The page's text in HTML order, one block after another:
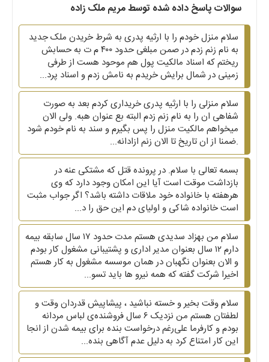
سوالات پاسخ داده شده توسط مریم ملک زاده
سلام منزل خودم را با ارثیه پدری به شرط خریدن ملک جدید
به نام زنم زدم در صمن مبلغی حدود ۴۰۰ م ت به حسابش
ریختم که اسناد مالکیت پول هم موحود هست از طرفی
زمینی در شمال برایش خریدم به نامش زدم و اسناد پرد...
سلام منزلی را با ارثیه پدری خریداری کردم بعد به صورت
شفاهی ان را به نام زنم زدم البته بع عنوان هبه. ولی الان
میخواهم مالکیت منزل را پس بگیرم و سند به نام خودم شود
.ضمنا از ان تاریخ تا الان زنم ازادانه...
بسمه تعالی با سلام. در پرونده قتل که مشتکی عنه در
بازداشت موقت است آیا این امکان وجود دارد که وی
هرهفته با خانواده خود ملاقات داشته باشد؟ اگر جواب مثبت
است خانواده شاکی و اولیای دم این حق را د...
سلام من بهزاد سدیدی هستم مدت حدود ۱۷ سال سابقه بیمه
دارم ۱۲ سال بعنوان مدیر اداری و پشتیبانی مشغول کار بودم
و الان بعنوان نگهبان در همان موسسه مشغول به کار هستم
اخیرا شرکت گفته که همه نیرو ها باید تسو...
سلام وقت بخیر و خسته نباشید ، پیشاپیش قدردان وقت و
لطفتان هستم من نزدیک ۶ سال فروشنده‌ی لباس مردانه
بودم و کارفرما علی‌رغم درخواست بنده برای بیمه شدن از انجا
این کار امتناع کرد به دلیل عدم آگاهی بنده...